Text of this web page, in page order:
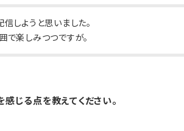
しようと思いました。
で楽しみつつですが。
じる点を教えてください。